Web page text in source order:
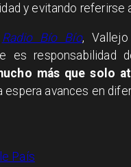
y evitando referirse
Radio Bío Bío,
es responsabilidad
más que solo
espera avances en
País